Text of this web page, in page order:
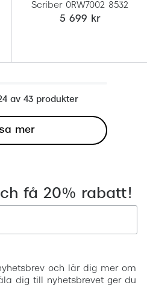
Scriber 0RW7002 8532
5 699 kr
av 43 produkter
mer
få 20% rabatt!
och lär dig mer om
dig till nyhetsbrevet ger du